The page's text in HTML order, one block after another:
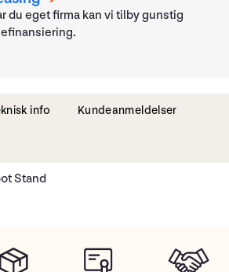
du eget firma kan vi tilby gunstig
info Kundeanmeldelser
Stand